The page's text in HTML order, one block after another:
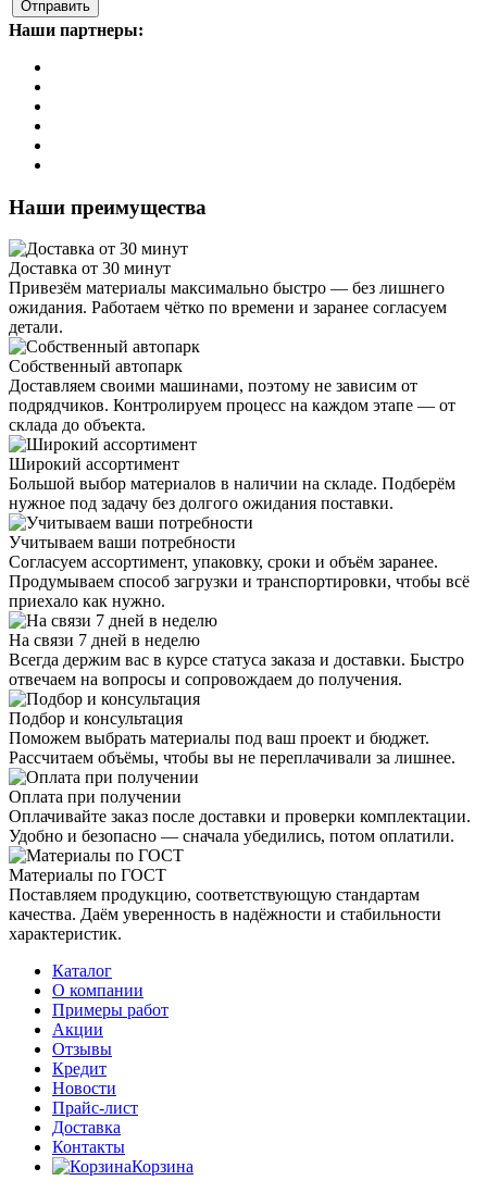
Наши партнеры:
Наши преимущества
Доставка от 30 минут
Привезём материалы максимально быстро — без лишнего
ожидания. Работаем чётко по времени и заранее согласуем
детали.
Собственный автопарк
Доставляем своими машинами, поэтому не зависим от
подрядчиков. Контролируем процесс на каждом этапе — от
склада до объекта.
Широкий ассортимент
Большой выбор материалов в наличии на складе. Подберём
нужное под задачу без долгого ожидания поставки.
Учитываем ваши потребности
Согласуем ассортимент, упаковку, сроки и объём заранее.
Продумываем способ загрузки и транспортировки, чтобы всё
приехало как нужно.
На связи 7 дней в неделю
Всегда держим вас в курсе статуса заказа и доставки. Быстро
отвечаем на вопросы и сопровождаем до получения.
Подбор и консультация
Поможем выбрать материалы под ваш проект и бюджет.
Рассчитаем объёмы, чтобы вы не переплачивали за лишнее.
Оплата при получении
Оплачивайте заказ после доставки и проверки комплектации.
Удобно и безопасно — сначала убедились, потом оплатили.
Материалы по ГОСТ
Поставляем продукцию, соответствующую стандартам
качества. Даём уверенность в надёжности и стабильности
характеристик.
Каталог
О компании
Примеры работ
Акции
Отзывы
Кредит
Новости
Прайс-лист
Доставка
Контакты
Корзина